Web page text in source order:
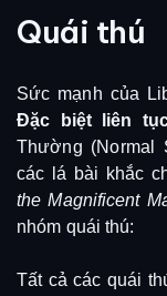
Quái thú
Sức mạnh của
Đặc biệt liên
Thường (Normal
các lá bài khắc
the Magnificent
nhóm quái thú:
Tất cả các quái